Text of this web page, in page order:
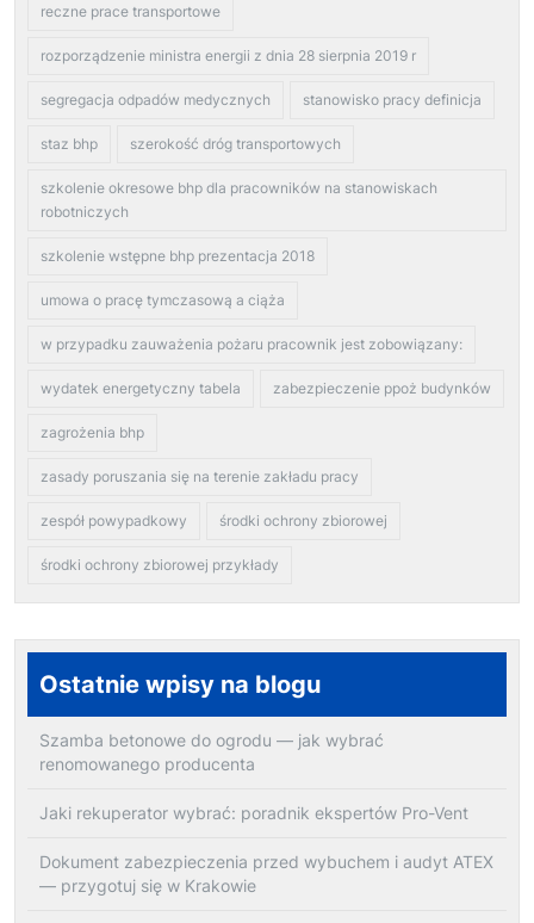
reczne prace transportowe
rozporządzenie ministra energii z dnia 28 sierpnia 2019 r
segregacja odpadów medycznych stanowisko pracy definicja
staz bhp szerokość dróg transportowych
szkolenie okresowe bhp dla pracowników na stanowiskach
robotniczych
szkolenie wstępne bhp prezentacja 2018
umowa o pracę tymczasową a ciąża
w przypadku zauważenia pożaru pracownik jest zobowiązany:
wydatek energetyczny tabela zabezpieczenie ppoż budynków
zagrożenia bhp
zasady poruszania się na terenie zakładu pracy
zespół powypadkowy środki ochrony zbiorowej
środki ochrony zbiorowej przykłady
Ostatnie wpisy na blogu
Szamba betonowe do ogrodu — jak wybrać
renomowanego producenta
Jaki rekuperator wybrać: poradnik ekspertów Pro-Vent
Dokument zabezpieczenia przed wybuchem i audyt ATEX
— przygotuj się w Krakowie